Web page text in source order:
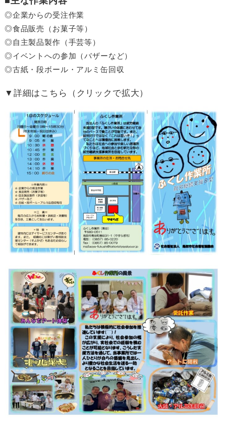
◎企業からの受注作業
◎食品販売（お菓子等）
◎自主製品製作（手芸等）
◎イベントへの参加（バザーなど）
◎古紙・段ボール・アルミ缶回収
▼詳細はこちら（クリックで拡大）